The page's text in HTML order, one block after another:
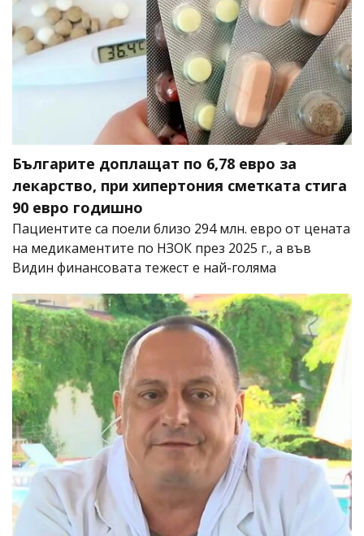
Българите доплащат по 6,78 евро за
лекарство, при хипертония сметката стига
90 евро годишно
Пациентите са поели близо 294 млн. евро от цената
на медикаментите по НЗОК през 2025 г., а във
Видин финансовата тежест е най-голяма